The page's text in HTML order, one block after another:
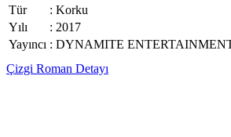
Tür
: Korku
Yılı
: 2017
Yayıncı : DYNAMITE
Çizgi Roman Detayı